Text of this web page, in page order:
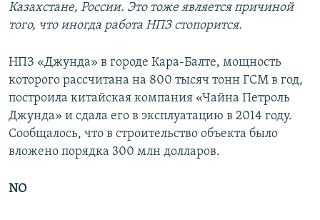
Казахстане, России. Это тоже является причиной
того, что иногда работа НПЗ стопорится.
НПЗ «Джунда» в городе Кара-Балте, мощность
которого рассчитана на 800 тысяч тонн ГСМ в год,
построила китайская компания «Чайна Петроль
Джунда» и сдала его в эксплуатацию в 2014 году.
Сообщалось, что в строительство объекта было
вложено порядка 300 млн долларов.
NO